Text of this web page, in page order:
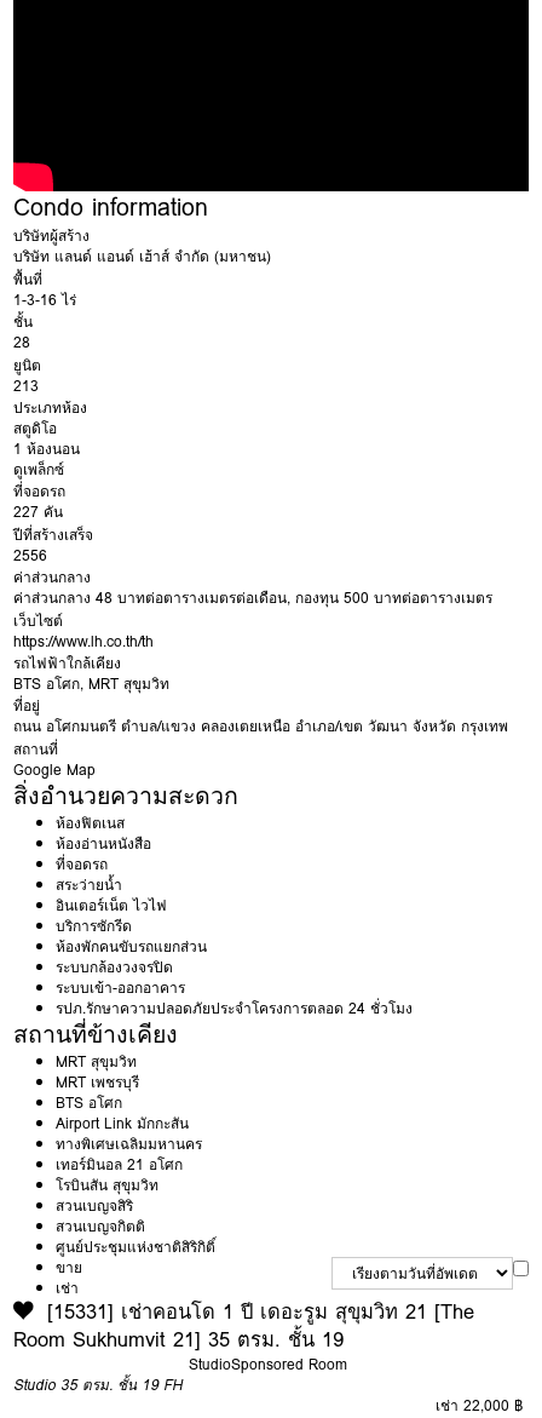
Condo information
บริษัทผู้สร้าง
บริษัท แลนด์ แอนด์ เฮ้าส์ จำกัด (มหาชน)
พื้นที่
1-3-16 ไร่
ชั้น
28
ยูนิต
213
ประเภทห้อง
สตูดิโอ
1 ห้องนอน
ดูเพล็กซ์
ที่จอดรถ
227 คัน
ปีที่สร้างเสร็จ
2556
ค่าส่วนกลาง
ค่าส่วนกลาง 48 บาทต่อตารางเมตรต่อเดือน, กองทุน 500 บาทต่อตารางเมตร
เว็บไซต์
https://www.lh.co.th/th
รถไฟฟ้าใกล้เคียง
BTS อโศก,MRT สุขุมวิท
ที่อยู่
ถนน อโศกมนตรี ตำบล/แขวง คลองเตยเหนือ อำเภอ/เขตวัฒนา จังหวัด กรุงเทพ
สถานที่
Google Map
สิ่งอำนวยความสะดวก
ห้องฟิตเนส
ห้องอ่านหนังสือ
ที่จอดรถ
สระว่ายน้ำ
อินเตอร์เน็ต ไวไฟ
บริการซักรีด
ห้องพักคนขับรถแยกส่วน
ระบบกล้องวงจรปิด
ระบบเข้า-ออกอาคาร
รปภ.รักษาความปลอดภัยประจำโครงการตลอด 24 ชั่วโมง
สถานที่ข้างเคียง
MRT สุขุมวิท
MRT เพชรบุรี
BTS อโศก
Airport Link มักกะสัน
ทางพิเศษเฉลิมมหานคร
เทอร์มินอล 21 อโศก
โรบินสัน สุขุมวิท
สวนเบญจสิริ
สวนเบญจกิตติ
ศูนย์ประชุมแห่งชาติสิริกิติ์
ขาย
เช่า
[15331] เช่าคอนโด 1 ปี เดอะรูม สุขุมวิท 21 [The
Room Sukhumvit 21] 35 ตรม. ชั้น 19
StudioSponsored Room
Studio 35 ตรม. ชั้น 19 FH
เช่า 22,000 ฿